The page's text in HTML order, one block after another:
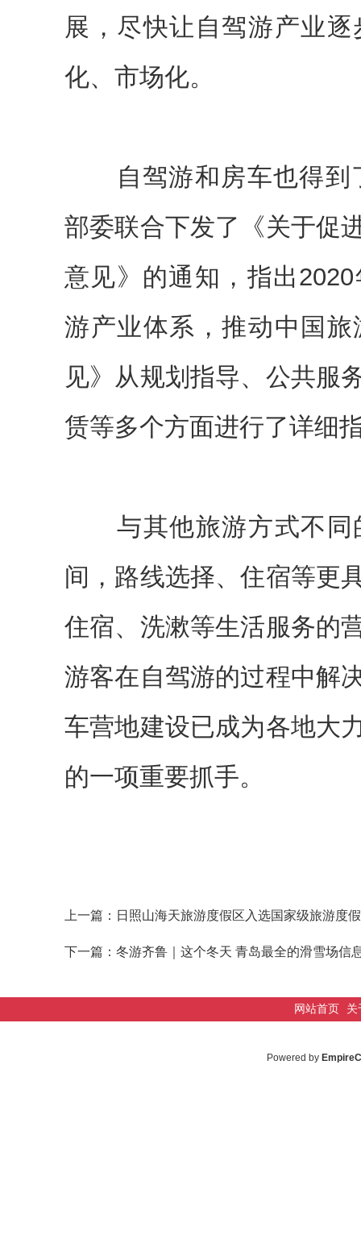
展，尽快让自驾游产业
化、市场化。
自驾游和房车也得到
部委联合下发了《关于促
意见》的通知，指出
游产业体系，推动中国
见》从规划指导、公共服
赁等多个方面进行了详细
与其他旅游方式不同
间，路线选择、住宿等更
住宿、洗漱等生活服务的
游客在自驾游的过程中解
车营地建设已成为各地大
的一项重要抓手。
上一篇： 日照山海天旅游度假区入选国家级旅游度
下一篇： 冬游齐鲁｜这个冬天 青岛最全的滑雪场信
网站首页 关
Powered by